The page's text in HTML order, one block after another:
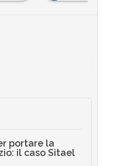
portare la
il caso Sitael